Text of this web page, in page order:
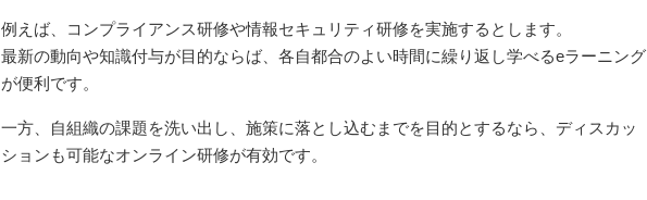
例えば、コンプライアンス研修や情報セキュリティ研修を実施するとします。
最新の動向や知識付与が目的ならば、各自都合のよい時間に繰り返し学べるeラーニング
が便利です。
一方、自組織の課題を洗い出し、施策に落とし込むまでを目的とするなら、ディスカッ
ションも可能なオンライン研修が有効です。